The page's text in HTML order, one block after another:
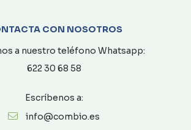
CON NOSOTROS
a nuestro teléfono Whatsapp:
622 30 68 58
Escríbenos a:
info@combio.es